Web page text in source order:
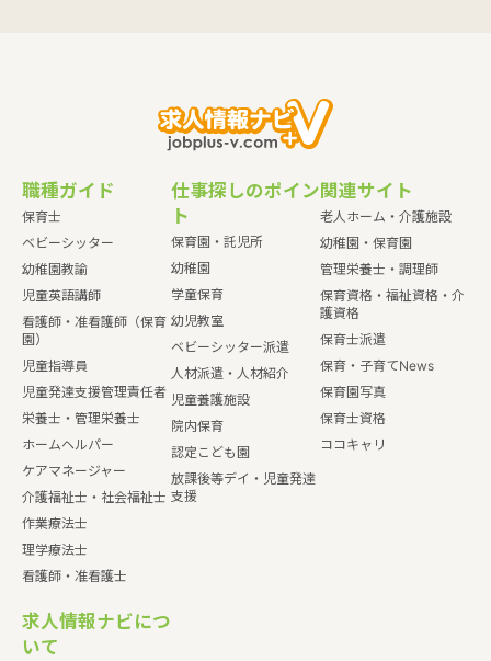
職種ガイド
保育士
ベビーシッター
幼稚園教諭
児童英語講師
看護師・准看護師（保育
園）
児童指導員
児童発達支援管理責任者
栄養士・管理栄養士
ホームヘルパー
ケアマネージャー
介護福祉士・社会福祉士
作業療法士
理学療法士
看護師・准看護士
仕事探しのポイン
ト
保育園・託児所
幼稚園
学童保育
幼児教室
ベビーシッター派遣
人材派遣・人材紹介
児童養護施設
院内保育
認定こども園
放課後等デイ・児童発達
支援
関連サイト
老人ホーム・介護施設
幼稚園・保育園
管理栄養士・調理師
保育資格・福祉資格・介
護資格
保育士派遣
保育・子育てNews
保育園写真
保育士資格
ココキャリ
求人情報ナビにつ
いて